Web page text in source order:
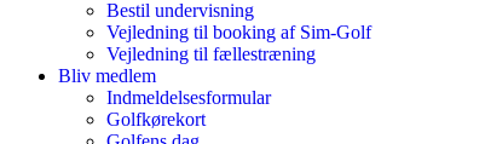
Bestil undervisning
Vejledning til booking af Sim-Golf
Vejledning til fællestræning
Bliv medlem
Indmeldelsesformular
Golfkørekort